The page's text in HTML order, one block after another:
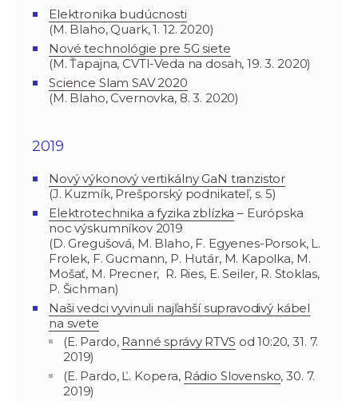
Elektronika budúcnosti
(M. Blaho, Quark, 1. 12. 2020)
Nové technológie pre 5G siete
(M. Ťapajna, CVTI-Veda na dosah, 19. 3. 2020)
Science Slam SAV 2020
(M. Blaho, Cvernovka, 8. 3. 2020)
2019
Nový výkonový vertikálny GaN tranzistor
(J. Kuzmík, Prešporský podnikateľ, s. 5)
Elektrotechnika a fyzika zblízka – Európska
noc výskumníkov 2019
(D. Gregušová, M. Blaho, F. Egyenes-Porsok, L.
Frolek, F. Gucmann, P. Hutár, M. Kapolka, M.
Mošať, M. Precner, R. Ries, E. Seiler, R. Stoklas,
P. Šichman)
Naši vedci vyvinuli najľahší supravodivý kábel
na svete
(E. Pardo, Ranné správy RTVS od 10:20, 31. 7.
2019)
(E. Pardo, Ľ. Kopera, Rádio Slovensko, 30. 7.
2019)